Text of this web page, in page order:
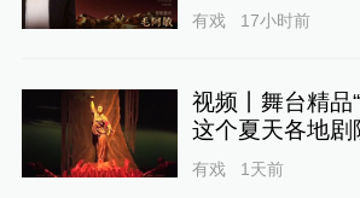
有戏 17小时前
视频丨舞台精品
这个夏天各地剧
有戏 1天前